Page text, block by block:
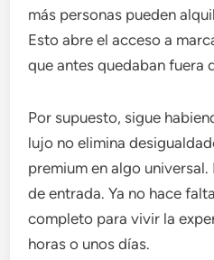
más personas pueden
Esto abre el acceso a
que antes quedaban fuera
Por supuesto, sigue
lujo no elimina
premium en algo
de entrada. Ya no hace
completo para vivir la
horas o unos días.